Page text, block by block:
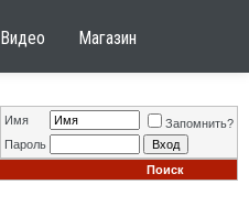
Видео Магазин
Имя
Запомнить?
Пароль
Поиск